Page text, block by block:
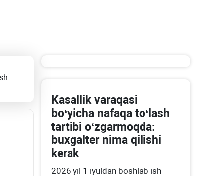
Kasallik varaqasi
boʻyicha nafaqa toʻlash
tartibi oʻzgarmoqda:
buхgalter nima qilishi
kerak
2026 yil 1 iyuldan boshlab ish